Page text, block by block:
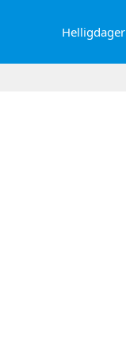
Helligdager